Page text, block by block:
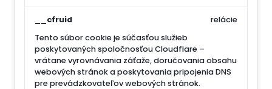
__cfruid
Tento súbor cookie je súčasťou služieb
poskytovaných spoločnosťou Cloudflare –
vrátane vyrovnávania záťaže, doručovania obsahu
webových stránok a poskytovania pripojenia DNS
pre prevádzkovateľov webových stránok.
relácie